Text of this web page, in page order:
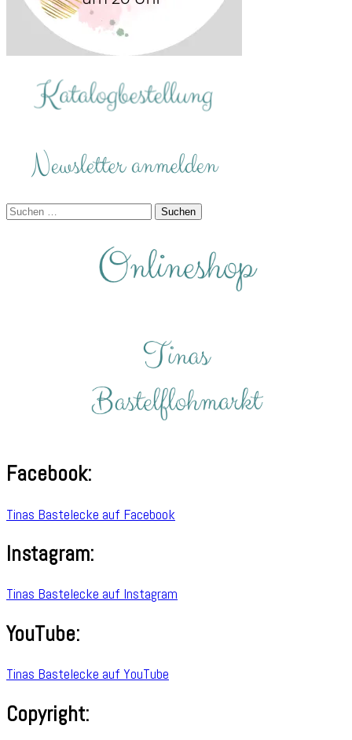
Suchen
Facebook:
Tinas Bastelecke auf Facebook
Instagram:
Tinas Bastelecke auf Instagram
YouTube:
Tinas Bastelecke auf YouTube
Copyright: